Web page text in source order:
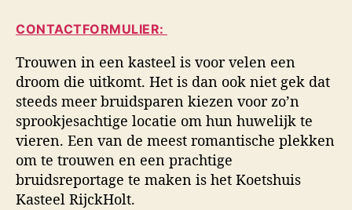
d
s
f
o
t
o
g
r
a
f
i
u
e
u
r
u
m
CONTACTFORMULIER:
Trouwen in een kasteel is voor velen een
droom die uitkomt. Het is dan ook niet gek dat
steeds meer bruidsparen kiezen voor zo’n
sprookjesachtige locatie om hun huwelijk te
vieren. Een van de meest romantische plekken
om te trouwen en een prachtige
bruidsreportage te maken is het Koetshuis
Kasteel RijckHolt.